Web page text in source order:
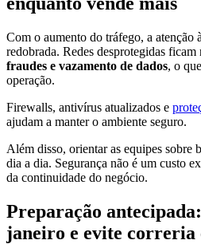
Com o aumento do tráfego, a atenção
redobrada. Redes desprotegidas ficam
fraudes e vazamento de dados, o
operação.
Firewalls, antivírus atualizados e
ajudam a manter o ambiente seguro.
Além disso, orientar as equipes sobre
dia a dia. Segurança não é um custo
da continuidade do negócio.
Preparação
janeiro e evite correria